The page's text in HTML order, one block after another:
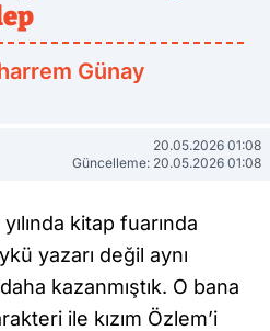
Günay
20.05.2026 01:08
Güncelleme: 20.05.2026 01:08
kitap fuarında
yazarı değil aynı
kazanmıştık. O bana
ile kızım Özlem’i